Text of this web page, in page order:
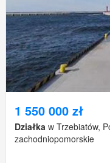
1 550 000 zł
Działka w Trzebiatów,
zachodniopomorskie